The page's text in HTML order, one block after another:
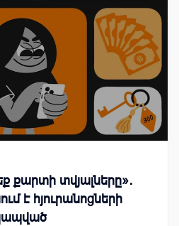
տվյալները»․
է հյուրանոցների